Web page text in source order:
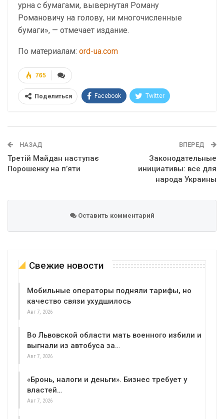
урна с бумагами, вывернутая Роману
Романовичу на голову, ни многочисленные
бумаги», — отмечает издание.
По материалам: ord-ua.com
765
Поделиться Facebook Twitter
НАЗАД
Третій Майдан наступає
Порошенку на п’яти
ВПЕРЕД
Законодательные
инициативы: все для
народа Украины
Оставить комментарий
Свежие новости
Мобильные операторы подняли тарифы, но
качество связи ухудшилось
Авг 7, 2026
Во Львовской области мать военного избили и
выгнали из автобуса за…
Авг 7, 2026
«Бронь, налоги и деньги». Бизнес требует у
властей…
Авг 7, 2026